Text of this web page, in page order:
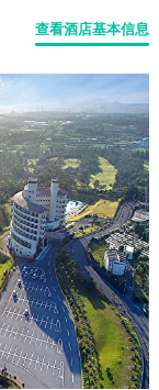
查看酒店基本信息